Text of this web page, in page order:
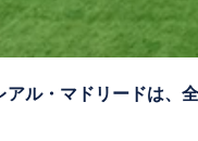
ル・マドリードは、